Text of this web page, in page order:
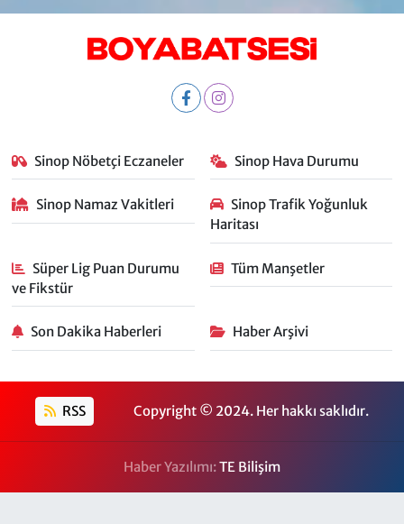
Sinop Nöbetçi Eczaneler Sinop Hava Durumu
Sinop Namaz Vakitleri
Sinop Trafik Yoğunluk
Haritası
Süper Lig Puan Durumu
ve Fikstür
Tüm Manşetler
Son Dakika Haberleri Haber Arşivi
RSS Copyright © 2024. Her hakkı saklıdır.
Haber Yazılımı:TE Bilişim